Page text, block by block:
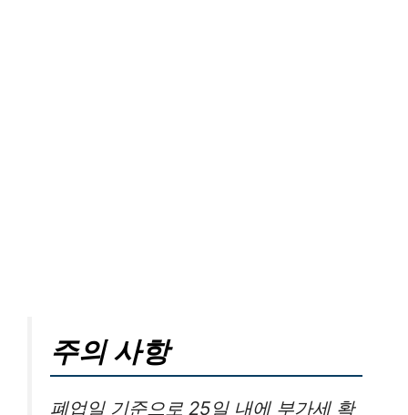
주의 사항
폐업일 기준으로 25일 내에 부가세 확